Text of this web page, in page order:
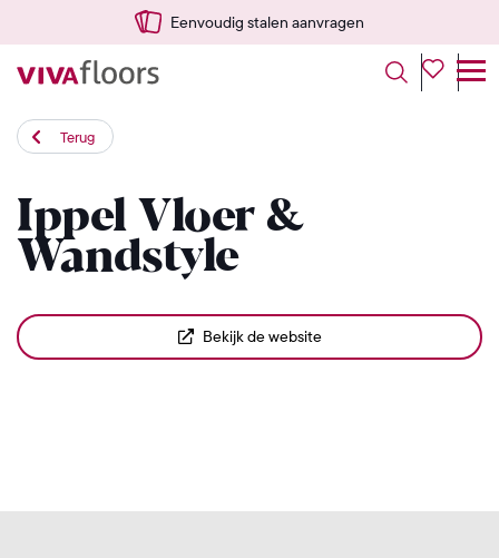
Eenvoudig stalen aanvragen
Terug
Ippel Vloer &
Wandstyle
Bekijk de website